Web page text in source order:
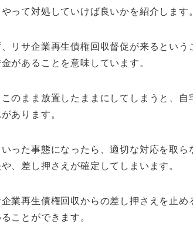
やって対処していけば良いかを紹介します
、リサ企業再生債権回収督促が来るとい
があることを意味しています。
このまま放置したままにしてしまうと、
あります。
いった事態になったら、適切な対応を取
、差し押さえが確定してしまいます。
企業再生債権回収からの差し押さえを止
ることができます。